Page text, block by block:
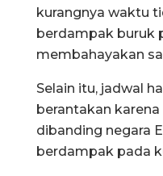
kurangnya waktu
berdampak buruk
membahayakan
Selain itu, jadwal
berantakan
dibanding negara
berdampak pada